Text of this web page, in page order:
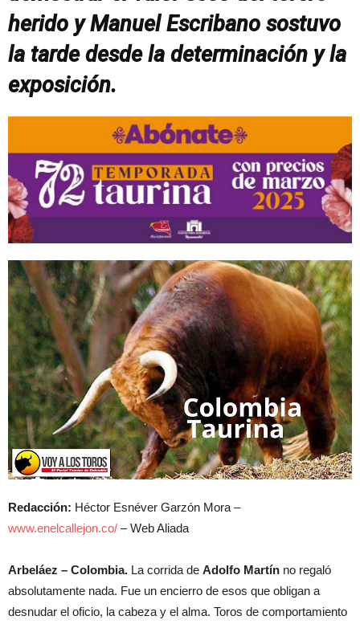
herido y Manuel Escribano sostuvo
la tarde desde la determinación y la
exposición.
Redacción: Héctor Esnéver Garzón Mora –
www.enelcallejon.co/ – Web Aliada
Arbeláez – Colombia. La corrida de Adolfo Martín no regaló
absolutamente nada. Fue un encierro de esos que obligan a
desnudar el oficio, la cabeza y el alma. Toros de comportamiento